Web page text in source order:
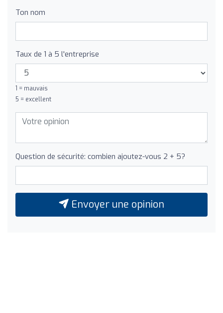
Ton nom
Taux de 1 à 5 l'entreprise
1 = mauvais
5 = excellent
Question de sécurité: combien ajoutez-vous 2 + 5?
Envoyer une opinion